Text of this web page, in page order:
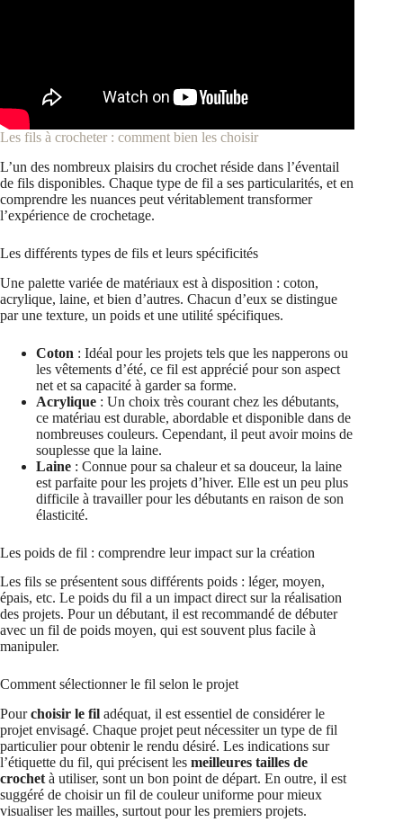
Les fils à crocheter : comment bien les choisir
L’un des nombreux plaisirs du crochet réside dans l’éventail
de fils disponibles. Chaque type de fil a ses particularités, et en
comprendre les nuances peut véritablement transformer
l’expérience de crochetage.
Les différents types de fils et leurs spécificités
Une palette variée de matériaux est à disposition : coton,
acrylique, laine, et bien d’autres. Chacun d’eux se distingue
par une texture, un poids et une utilité spécifiques.
Coton : Idéal pour les projets tels que les napperons ou
les vêtements d’été, ce fil est apprécié pour son aspect
net et sa capacité à garder sa forme.
Acrylique : Un choix très courant chez les débutants,
ce matériau est durable, abordable et disponible dans de
nombreuses couleurs. Cependant, il peut avoir moins de
souplesse que la laine.
Laine : Connue pour sa chaleur et sa douceur, la laine
est parfaite pour les projets d’hiver. Elle est un peu plus
difficile à travailler pour les débutants en raison de son
élasticité.
Les poids de fil : comprendre leur impact sur la création
Les fils se présentent sous différents poids : léger, moyen,
épais, etc. Le poids du fil a un impact direct sur la réalisation
des projets. Pour un débutant, il est recommandé de débuter
avec un fil de poids moyen, qui est souvent plus facile à
manipuler.
Comment sélectionner le fil selon le projet
Pourchoisir le fil adéquat, il est essentiel de considérer le
projet envisagé. Chaque projet peut nécessiter un type de fil
particulier pour obtenir le rendu désiré. Les indications sur
l’étiquette du fil, qui précisent les meilleures tailles de
crochet à utiliser, sont un bon point de départ. En outre, il est
suggéré de choisir un fil de couleur uniforme pour mieux
visualiser les mailles, surtout pour les premiers projets.